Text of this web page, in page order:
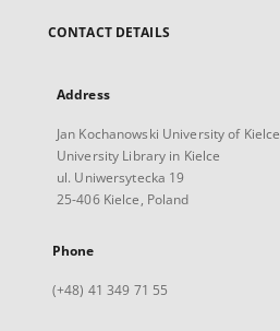
CONTACT DETAILS
Address
Jan Kochanowski University of Kielce
University Library in Kielce
ul. Uniwersytecka 19
25-406 Kielce, Poland
Phone
(+48) 41 349 71 55